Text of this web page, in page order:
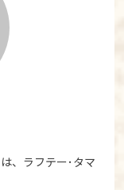
、ラフテー･タマ